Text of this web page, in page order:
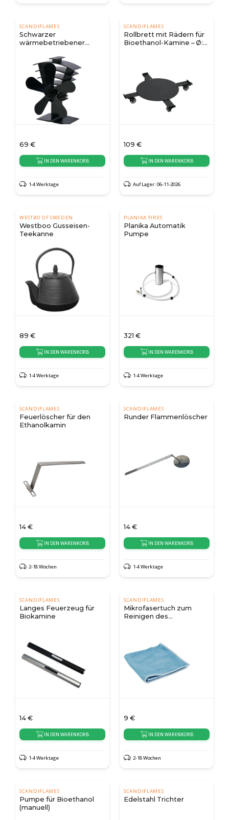
SCANDIFLAMES
Schwarzer
wärmebetriebener
69 €
IN DEN WARENKORB
1-4 Werktage
SCANDIFLAMES
Rollbrett mit Rädern für
Bioethanol-Kamine – Ø:
109 €
IN DEN WARENKORB
Auf Lager: 06-11-2026
WESTBO OF SWEDEN
Westboo Gusseisen-
Teekanne
89 €
IN DEN WARENKORB
1-4 Werktage
PLANIKA FIRES
Planika Automatik
Pumpe
321 €
IN DEN WARENKORB
1-4 Werktage
SCANDIFLAMES
Feuerlöscher für den
Ethanolkamin
14 €
IN DEN WARENKORB
2-18 Wochen
SCANDIFLAMES
Runder Flammenlöscher
14 €
IN DEN WARENKORB
1-4 Werktage
SCANDIFLAMES
Langes Feuerzeug für
Biokamine
14 €
IN DEN WARENKORB
1-4 Werktage
SCANDIFLAMES
Mikrofasertuch zum
Reinigen des
9 €
IN DEN WARENKORB
2-18 Wochen
SCANDIFLAMES
Pumpe für Bioethanol
(manuell)
SCANDIFLAMES
Edelstahl Trichter